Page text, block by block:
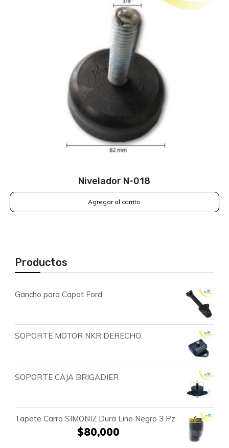
Nivelador N-018
Agregar al carrito
Productos
Gancho para Capot Ford
SOPORTE MOTOR NKR DERECHO.
SOPORTE CAJA BRIGADIER
Tapete Carro SIMONIZ Dura Line Negro 3 Pz
$80,000